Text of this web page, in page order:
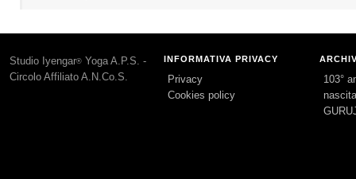
Studio Iyengar® Yoga A.P.S. -
Circolo Affiliato A.N.Co.S.
INFORMATIVA PRIVACY
Privacy
Cookies policy
103°